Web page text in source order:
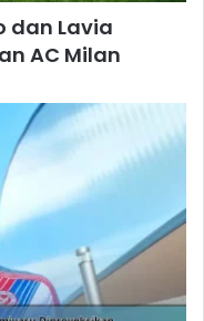
dan Lavia
AC Milan